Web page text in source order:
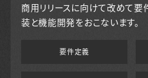
商用リリースに向けて改めて要
装と機能開発をおこないます。
要件定義